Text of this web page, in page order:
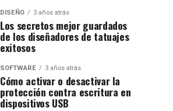
DISEÑO 3 años atrás
Los secretos mejor guardados
de los diseñadores de tatuajes
exitosos
SOFTWARE 3 años atrás
Cómo activar o desactivar la
protección contra escritura en
dispositivos USB